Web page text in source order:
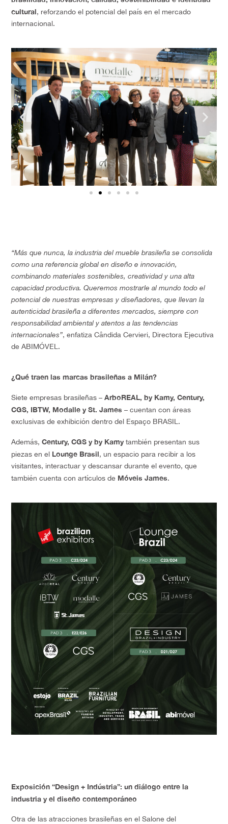
cultural, reforzando el potencial del país en el mercado
internacional.
“Más que nunca, la industria del mueble brasileña se consolida
como una referencia global en diseño e innovación,
combinando materiales sostenibles, creatividad y una alta
capacidad productiva. Queremos mostrarle al mundo todo el
potencial de nuestras empresas y diseñadores, que llevan la
autenticidad brasileña a diferentes mercados, siempre con
responsabilidad ambiental y atentos a las tendencias
internacionales”, enfatiza Cândida Cervieri, Directora Ejecutiva
de ABIMÓVEL.
¿Qué traen las marcas brasileñas a Milán?
Siete empresas brasileñas – ArboREAL, by Kamy, Century,
CGS, IBTW, Modalle y St. James – cuentan con áreas
exclusivas de exhibición dentro del Espaço BRASIL.
Además, Century, CGS y by Kamytambién presentan sus
piezas en el Lounge Brasil, un espacio para recibir a los
visitantes, interactuar y descansar durante el evento, que
también cuenta con artículos de Móveis James.
Exposición “Design + Indústria”: un diálogo entre la
industria y el diseño contemporáneo
Otra de las atracciones brasileñas en el Salone del